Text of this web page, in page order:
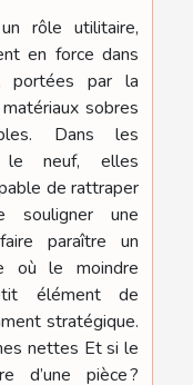
rôle utilitaire,
en force dans
portées par la
sobres
Dans les
le neuf, elles
de rattraper
souligner une
paraître un
où le moindre
élément de
stratégique.
nettes Et si le
d’une pièce ?